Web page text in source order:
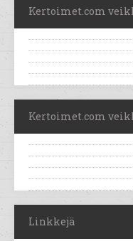
Kertoimet.com
Kertoimet.com
Linkkejä